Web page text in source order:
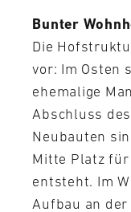
Bunter
Die
vor: Im Osten
ehemalige
Abschluss
Neubauten
Mitte Platz
entsteht. Im
Aufbau an